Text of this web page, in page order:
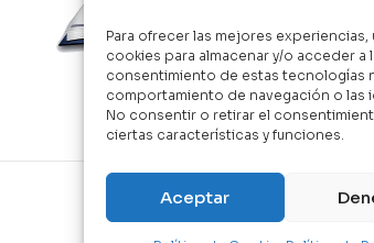
Para ofrecer las mejores
cookies para almacenar y/o acceder
consentimiento de estas tecnologías
comportamiento de navegación o las
No consentir o retirar el
ciertas características y funciones.
Aceptar